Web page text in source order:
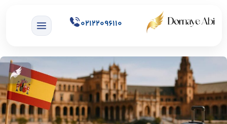
02122096110